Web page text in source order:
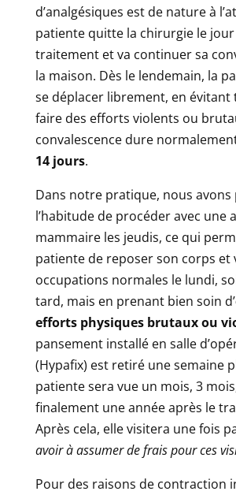
d’analgésiques est de nature à
patiente quitte la chirurgie le
traitement et va continuer sa
la maison. Dès le lendemain, la
se déplacer librement, en évitant
faire des efforts violents ou
convalescence dure
14 jours.
Dans notre pratique, nous avons
l’habitude de procéder avec une
mammaire les jeudis, ce qui
patiente de reposer son corps et
occupations normales le lundi,
tard, mais en prenant bien soin d’
efforts physiques brutaux ou
pansement installé en salle
(Hypafix) est retiré une semaine
patiente sera vue un mois, 3
finalement une année après le
Après cela, elle visitera une fois
avoir à assumer de frais pour ces
Pour des raisons de contraction